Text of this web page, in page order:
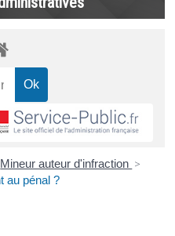
Mineur auteur d'infraction >
au pénal ?